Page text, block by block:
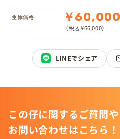
生体価格 ￥60,000
（税込 ¥66,000）
LINEでシェア
この仔に関するご質問や
お問い合わせはこちら！